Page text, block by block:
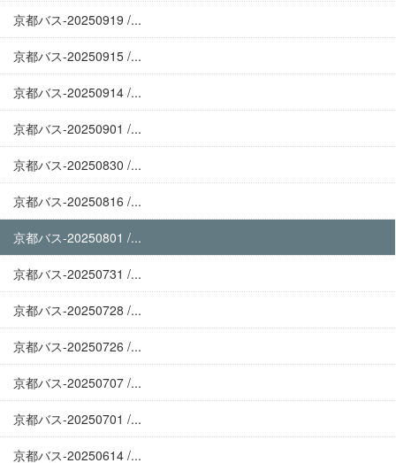
京都バス-20250919 /...
京都バス-20250915 /...
京都バス-20250914 /...
京都バス-20250901 /...
京都バス-20250830 /...
京都バス-20250816 /...
京都バス-20250801 /...
京都バス-20250731 /...
京都バス-20250728 /...
京都バス-20250726 /...
京都バス-20250707 /...
京都バス-20250701 /...
京都バス-20250614 /...